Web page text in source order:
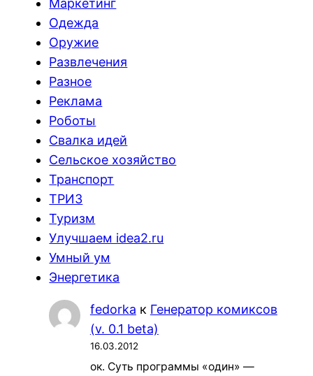
Маркетинг
Одежда
Оружие
Развлечения
Разное
Реклама
Роботы
Свалка идей
Сельское хозяйство
Транспорт
ТРИЗ
Туризм
Улучшаем idea2.ru
Умный ум
Энергетика
fedorka к Генератор комиксов
(v. 0.1 beta)
16.03.2012
ок. Суть программы «один» —